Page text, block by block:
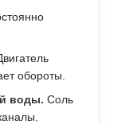
обороты.
воды. Соль